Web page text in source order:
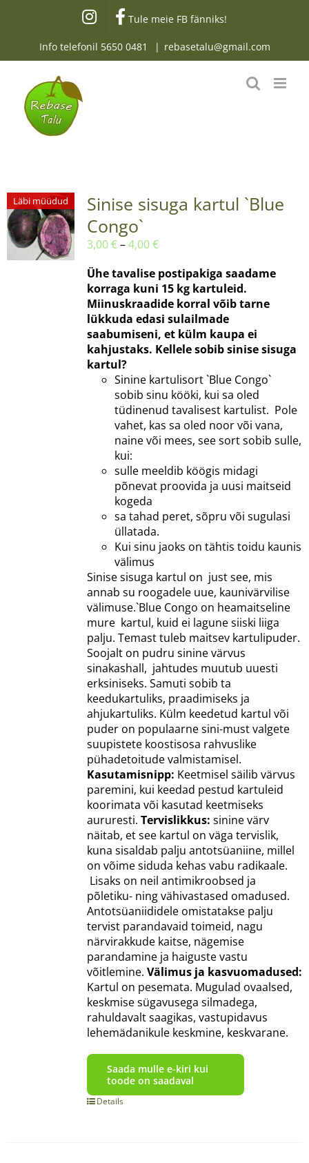
Tule meie FB fänniks!
Info telefonil 5650 0481 | rebasetalu@gmail.com
Läbi müüdud
Sinise sisuga kartul `Blue
Congo`
3,00€ – 4,00€Hinnavahemik:
kuni
4,00 €
Ühe tavalise postipakiga saadame
korraga kuni 15 kg kartuleid.
Miinuskraadide korral võib tarne
lükkuda edasi sulailmade
saabumiseni, et külm kaupa ei
kahjustaks. Kellele sobib sinise sisuga
kartul?
Sinine kartulisort `Blue Congo`
sobib sinu kööki, kui sa oled
tüdinenud tavalisest kartulist. Pole
vahet, kas sa oled noor või vana,
naine või mees, see sort sobib sulle,
kui:
sulle meeldib köögis midagi
põnevat proovida ja uusi maitseid
kogeda
sa tahad peret, sõpru või sugulasi
üllatada.
Kui sinu jaoks on tähtis toidu kaunis
välimus
Sinise sisuga kartul on just see, mis
annab su roogadele uue, kaunivärvilise
välimuse.`Blue Congo on heamaitseline
mure kartul, kuid ei lagune siiski liiga
palju. Temast tuleb maitsev kartulipuder.
Soojalt on pudru sinine värvus
sinakashall, jahtudes muutub uuesti
erksiniseks. Samuti sobib ta
keedukartuliks, praadimiseks ja
ahjukartuliks. Külm keedetud kartul või
puder on populaarne sini-must valgete
suupistete koostisosa rahvuslike
pühadetoitude valmistamisel.
Kasutamisnipp: Keetmisel säilib värvus
paremini, kui keedad pestud kartuleid
koorimata või kasutad keetmiseks
aururesti. Tervislikkus: sinine värv
näitab, et see kartul on väga tervislik,
kuna sisaldab palju antotsüaniine, millel
on võime siduda kehas vabu radikaale.
Lisaks on neil antimikroobsed ja
põletiku- ning vähivastased omadused.
Antotsüaniididele omistatakse palju
tervist parandavaid toimeid, nagu
närvirakkude kaitse, nägemise
parandamine ja haiguste vastu
võitlemine. Välimus ja kasvuomadused:
Kartul on pesemata. Mugulad ovaalsed,
keskmise sügavusega silmadega,
rahuldavalt saagikas, vastupidavus
lehemädanikule keskmine, keskvarane.
Saada mulle e-kiri kui
toode on saadaval
Details